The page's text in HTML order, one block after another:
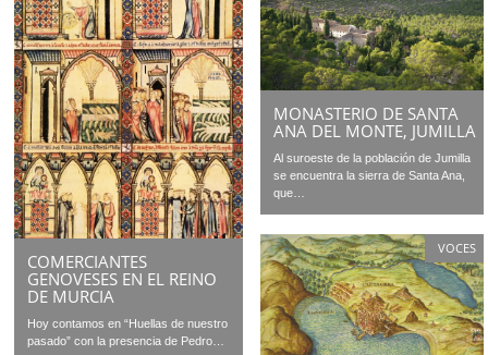
COMERCIANTES
GENOVESES EN EL REINO
DE MURCIA
Hoy contamos en “Huellas de nuestro
pasado” con la presencia de Pedro…
MONASTERIO DE SANTA
ANA DEL MONTE, JUMILLA
Al suroeste de la población de Jumilla
se encuentra la sierra de Santa Ana,
que…
VOCES